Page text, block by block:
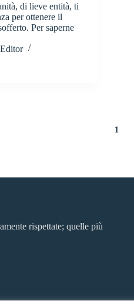
di lieve entità, ti
per ottenere il
Per saperne
1
rispettate; quelle più